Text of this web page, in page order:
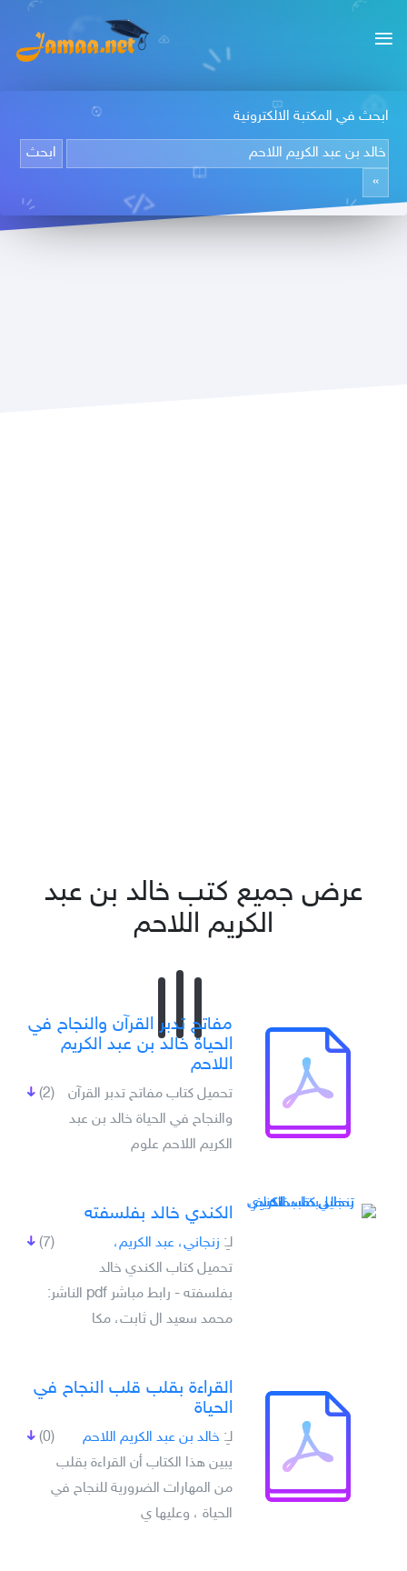
ابحث في المكتبة الالكترونية
عرض جميع كتب خالد بن عبد
الكريم اللاحم
مفاتح تدبر القرآن والنجاح في
الحياة خالد بن عبد الكريم
اللاحم
(2)
تحميل كتاب مفاتح تدبر القرآن
والنجاح في الحياة خالد بن عبد
الكريم اللاحم علوم
الكندي خالد بفلسفته
(7) لـِ: زنجاني، عبد الكريم،
تحميل كتاب الكندي خالد
بفلسفته - رابط مباشر pdf الناشر:
محمد سعيد ال ثابت، مكا
القراءة بقلب قلب النجاح في
الحياة
(0) لـِ: خالد بن عبد الكريم اللاحم
يبين هذا الكتاب أن القراءة بقلب
من المهارات الضرورية للنجاح في
الحياة ، وعليها ي